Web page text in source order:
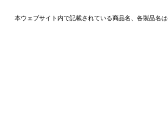
本ウェブサイト内で記載されている商品名、各製品名